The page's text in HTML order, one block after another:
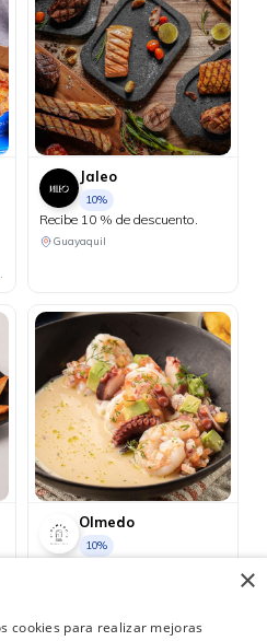
Domingo
Jaleo
10%
Recibe 10 % de descuento.
Guayaquil
Olmedo
10%
×
cookies para realizar mejoras